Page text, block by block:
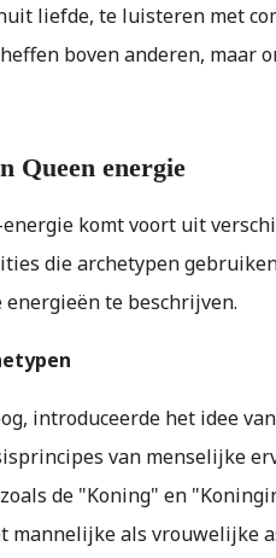
liefde, te luisteren met
boven anderen, maar
Queen energie
energie komt voort uit
die archetypen
te beschrijven.
introduceerde het idee
van menselijke
de "Koning" en
als vrouwelijke